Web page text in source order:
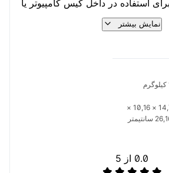
استفاده در داخل کیس کامپیوتر یا
دستگاه ضبط).
)از وسترن دیجیتال، مناسب برای
دوربین‌های مداربسته، سیستم‌های
مداوم دارند.
بهبود پخش ویدیو، و سازگاری با تعداد
معمولاً 64 یا 256 مگابایت.
نمایش بیشتر
14,7 × 10,16 ×
سانتیمتر
0.0 از 5